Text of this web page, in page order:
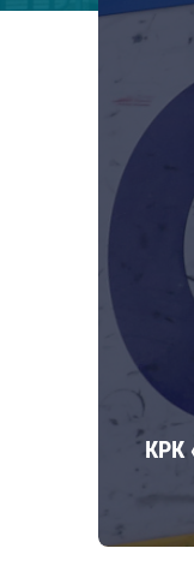
КРК